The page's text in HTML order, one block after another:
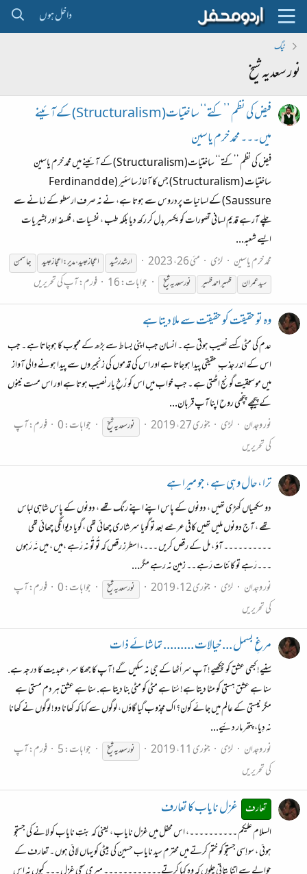
داخل ہوں
ٹیگ
نور سعدیہ شیخ
فیض کی نظم ’’کتے‘‘ ساختیات(Structuralism) کے آئینے
میں۔۔۔ محمد خرم یاسین
فیض کی نظم ’’کتے‘‘ ساختیات(Structuralism) کے آئینے میں محمد خرم یاسین
ساختیات (Structuralism) جس کا آغاز ساسئیر (Ferdinand de
Saussure) کے لسانیات پردروس سے ہوتا ہے، نے نہ صرف ارسطو کے زمانے سے
چلے آرہے قدیم لسانی تصورات کو یکسر بدل کر رکھ دیا بلکہ طب ، نفسیات ، فلسفہ اور بشیریات
ایسے شعبہ...
محمد خرم یاسین
لڑی مئی 26، 2023 ارشد رشید اعجاز عبید، مدیر: اعجاز عبید
جاسمن
سید عمران
ظہیر احمدظہیر نورسعدیہشیخ جوابات: 16 فورم:آپ کی تحریریں
وہ تو حقیقت کو حقیقت سے ملا دیتا ہے
عدم کی مٹی کسے نصیب ہوتی ہے ۔ انسان جب اپنی بساط سے بڑھ کے محبوب کا ہوجاتا ہے ۔ جب
اس کے اندر جذب ِ حقیقی پیدا ہوجاتا ہے اور اس کی قدموں کی زنجیروں سے پیدا ہونے والی آواز
میں موسیقیت گونج اٹھتی ہے ۔ جب خواب میں اس کو رُخِ یار نصیب ہوتا ہے اور اس مست نینوں
کے پیچھے پنچھی روح اپنا آپ قربان...
نور وجدان
لڑی جنوری 27، 2019 نورسعدیہشیخ جوابات: 0 فورم:آپ
کی تحریریں
ترا ،حال وہی ہے ، جو میرا ہے
دو سکھیاں کھڑی تھیں ، دونوں کے پاس اپنے اپنے رنگ تھے ، دونوں کے پاس شاہی لباس
تھے ، آج دونوں ملیں تھیں کافی عرصے بعد تو گویا سرشاری چھائی تھی ،گویا دیوانگی چھائی تھی
۔۔۔۔۔۔۔۔۔۔ آؤ ، مل کے رقص کریں ۔۔۔، اسطرز رقص کہ تُو تُو نہ رَہے ،میں ، میں نَہ رَہوں
۔۔۔رَہے تو کائنات رَہے ۔۔ زمین نہ رہے مگر...
نور وجدان
لڑی جنوری 12، 2019 نورسعدیہشیخ جوابات: 0 فورم:آپ
کی تحریریں
مرغِ بسمل ... خیالات ......... تماشائے ذات
سنیے! کبھی عشق کو چکھیے! آپ سر اُٹھا کے جی نہ سکیں گے! آپ کا جھکا سر، عبدیت کا درجہ ہے.
سنا ہے عشق ہستی کو مٹا دیتا ہے! سُنا ہے مٹی کو مٹی بنا دیتا ہے. سنا ہے عشق ہر دم مستی ہے
مگر نیستی کے عالم میں جائے کون؟ اک مجذوب گیا گاؤں، لوگوں سے کہا کہ کھانا دو! لوگوں نے کھانا
نہ دِیا، پتھر مار دئیے...
نور وجدان
لڑی جنوری 11، 2019 نورسعدیہشیخ جوابات: 5 فورم:آپ
کی تحریریں
تعارف غزل نایاب کا تعارف
السلام علیکم ۔۔۔۔۔۔۔۔۔۔، اس محفل میں غزل نایاب ، یعنی کہ بنتِ نایاب کو لانے کی جستجو
ہوئی ، سو اِسی جستجو کو ختم کرتے میں محترم سید نایاب حسین کی بیٹی کو یہاں لائی ہوں ۔ تعارف کے